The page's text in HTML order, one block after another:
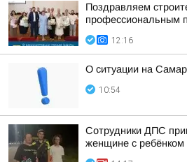
Поздравляем
профессиональным
12:16
О ситуации на
10:54
Сотрудники ДПС
женщине с